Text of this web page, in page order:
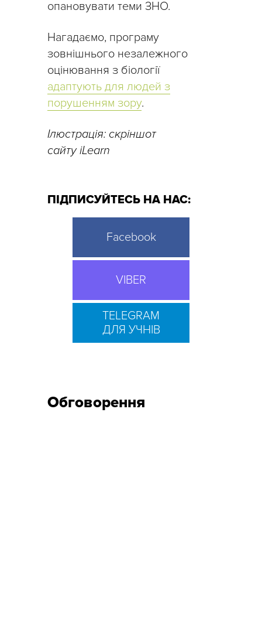
опановувати теми ЗНО.
Нагадаємо, програму
зовнішнього незалежного
оцінювання з біології
адаптують для людей з
порушенням зору.
Ілюстрація: скріншот
сайту iLearn
ПІДПИСУЙТЕСЬ НА НАС:
Facebook
VIBER
TELEGRAM
ДЛЯ УЧНІВ
Обговорення